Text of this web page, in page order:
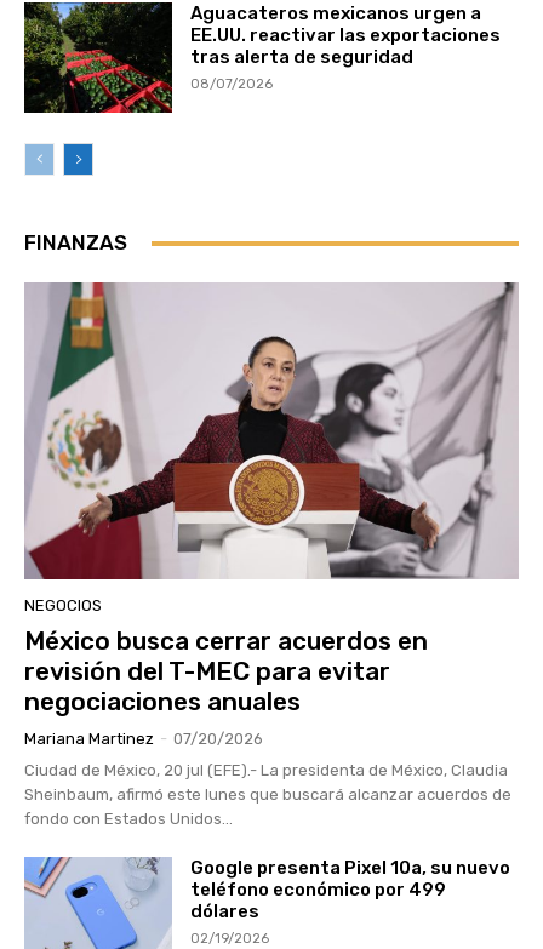
Aguacateros mexicanos urgen a
EE.UU. reactivar las exportaciones
tras alerta de seguridad
08/07/2026
FINANZAS
NEGOCIOS
México busca cerrar acuerdos en
revisión del T-MEC para evitar
negociaciones anuales
Mariana Martinez - 07/20/2026
Ciudad de México, 20 jul (EFE).- La presidenta de México, Claudia
Sheinbaum, afirmó este lunes que buscará alcanzar acuerdos de
fondo con Estados Unidos...
Google presenta Pixel 10a, su nuevo
teléfono económico por 499
dólares
02/19/2026